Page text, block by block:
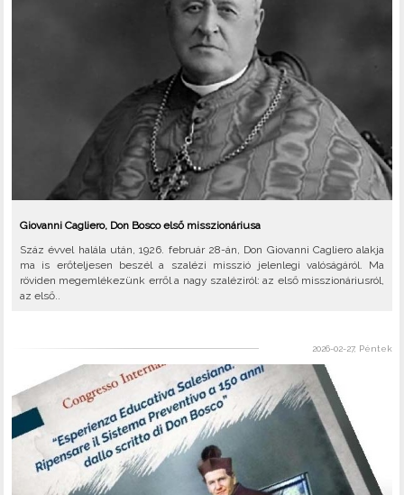
Giovanni Cagliero, Don Bosco első misszionáriusa
Száz évvel halála után, 1926. február 28-án, Don Giovanni Cagliero alakja
ma is erőteljesen beszél a szalézi misszió jelenlegi valóságáról. Ma
röviden megemlékezünk erről a nagy szaléziról: az első misszionáriusról,
az első..
2026-02-27, Péntek